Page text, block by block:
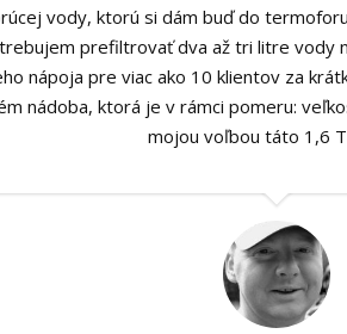
vody, ktorú si dám buď do
prefiltrovať dva až tri litre vody
nápoja pre viac ako 10 klientov za
nádoba, ktorá je v rámci pomeru:
mojou voľbou táto 1,6